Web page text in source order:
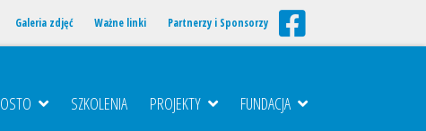
Galeria zdjęć Ważne linki Partnerzy i Sponsorzy
OSTO SZKOLENIA PROJEKTY FUNDACJA